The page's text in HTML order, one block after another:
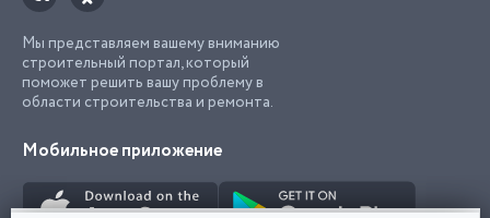
Мы представляем вашему вниманию
строительный портал, который
поможет решить вашу проблему в
области строительства и ремонта.
Мобильное приложение